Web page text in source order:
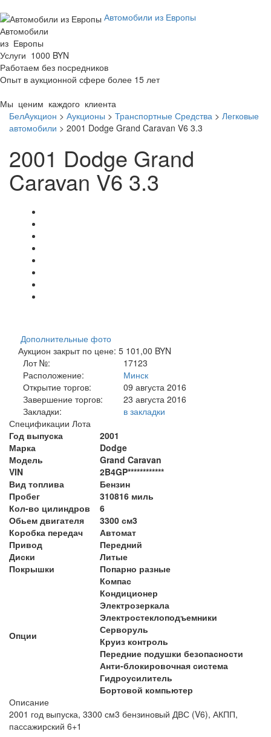
Автомобили из Европы
Автомобили
из Европы
Услуги 1000 BYN
Работаем без посредников
Опыт в аукционной сфере более 15 лет
Мы ценим каждого клиента
БелАукцион > Аукционы > Транспортные Средства > Легковые
автомобили > 2001 Dodge Grand Caravan V6 3.3
2001 Dodge Grand
Caravan V6 3.3
Дополнительные фото
Аукцион закрыт по цене: 5 101,00 BYN
Лот №:
17123
Расположение:
Минск
Открытие торгов:
09 августа 2016
Завершение торгов:
23 августа 2016
Закладки:
в закладки
Спецификации Лота
Год выпуска
2001
Марка
Dodge
Модель
Grand Caravan
VIN
2B4GP************
Вид топлива
Бензин
Пробег
310816 миль
Кол-во цилиндров
6
Обьем двигателя
3300 см3
Коробка передач
Автомат
Привод
Передний
Диски
Литые
Покрышки
Попарно разные
Опции
Компас
Кондиционер
Электрозеркала
Электростеклоподъемники
Серворуль
Круиз контроль
Передние подушки безопасности
Анти-блокировочная система
Гидроусилитель
Бортовой компьютер
Описание
2001 год выпуска, 3300 см3 бензиновый ДВС (V6), АКПП,
пассажирский 6+1